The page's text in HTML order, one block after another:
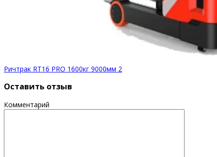
Ричтрак RT16 PRO 1600кг 9000мм 2
Оставить отзыв
Комментарий